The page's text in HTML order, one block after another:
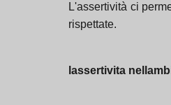
L'assertività ci
rispettate.
lassertivita